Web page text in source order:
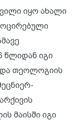
იყო ახალი
წლიდან იგი
და თეოლოგიის
მაისში იგი